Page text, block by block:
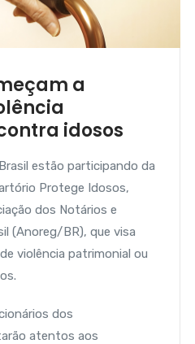
a
idosos
estão participando da
Protege Idosos,
dos Notários e
(Anoreg/BR), que visa
violência patrimonial ou
dos
atentos aos